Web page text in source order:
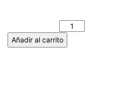
Añadir al carrito